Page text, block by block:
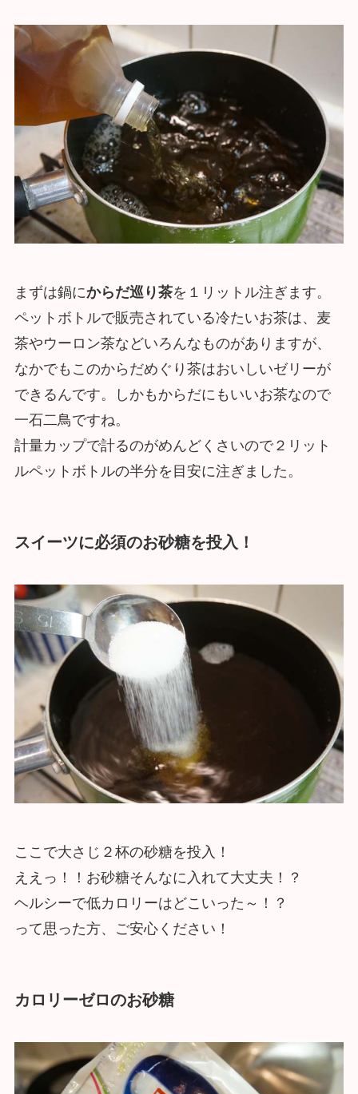
まずは鍋にからだ巡り茶を１リットル注ぎます。
ペットボトルで販売されている冷たいお茶は、麦
茶やウーロン茶などいろんなものがありますが、
なかでもこのからだめぐり茶はおいしいゼリーが
できるんです。しかもからだにもいいお茶なので
一石二鳥ですね。
計量カップで計るのがめんどくさいので２リット
ルペットボトルの半分を目安に注ぎました。
スイーツに必須のお砂糖を投入！
ここで大さじ２杯の砂糖を投入！
ええっ！！お砂糖そんなに入れて大丈夫！？
ヘルシーで低カロリーはどこいった～！？
って思った方、ご安心ください！
カロリーゼロのお砂糖